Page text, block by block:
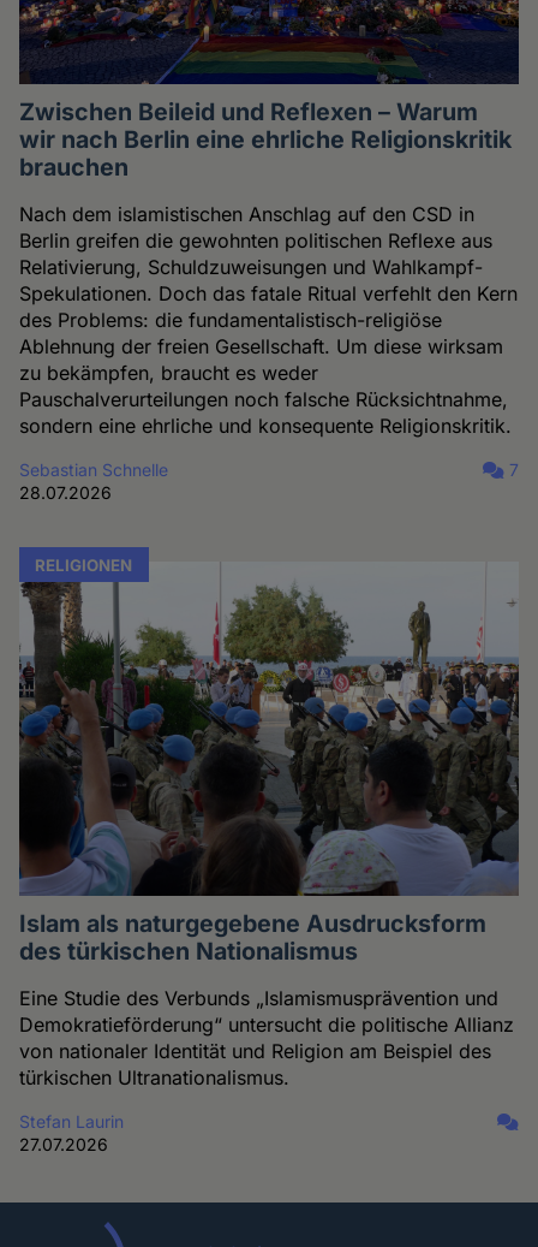
Zwischen Beileid und Reflexen – Warum
wir nach Berlin eine ehrliche Religionskritik
brauchen
Nach dem islamistischen Anschlag auf den CSD in
Berlin greifen die gewohnten politischen Reflexe aus
Relativierung, Schuldzuweisungen und Wahlkampf-
Spekulationen. Doch das fatale Ritual verfehlt den Kern
des Problems: die fundamentalistisch-religiöse
Ablehnung der freien Gesellschaft. Um diese wirksam
zu bekämpfen, braucht es weder
Pauschalverurteilungen noch falsche Rücksichtnahme,
sondern eine ehrliche und konsequente Religionskritik.
Sebastian Schnelle
28.07.2026
7
RELIGIONEN
Islam als naturgegebene Ausdrucksform
des türkischen Nationalismus
Eine Studie des Verbunds „Islamismusprävention und
Demokratieförderung“ untersucht die politische Allianz
von nationaler Identität und Religion am Beispiel des
türkischen Ultranationalismus.
Stefan Laurin
27.07.2026